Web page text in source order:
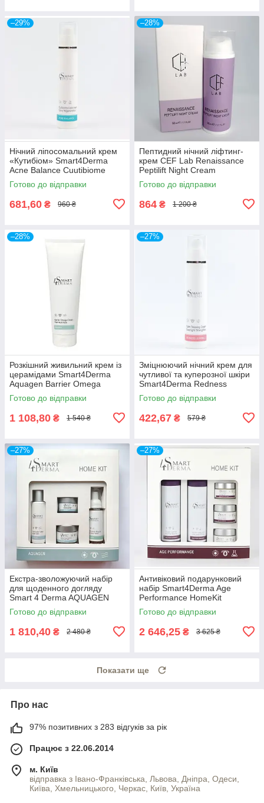
–29%
Нічний ліпосомальний крем
«Кутибіом» Smart4Derma
Acne Balance Cuutibiome
lipocream extra regeneration
Готово до відправки
681,60 ₴ 960 ₴
–28%
Пептидний нічний ліфтинг-
крем CEF Lab Renaissance
Peptilift Night Cream
Готово до відправки
864 ₴ 1 200 ₴
–28%
Розкішний живильний крем із
церамідами Smart4Derma
Aquagen Barrier Omega
Cream Rich Multieels 230мл
Готово до відправки
1 108,80 ₴ 1 540 ₴
–27%
Зміцнюючий нічний крем для
чутливої та куперозної шкіри
Smart4Derma Redness
Correct CALM RELAXING
CREAM OVERNIGHT
Готово до відправки
422,67 ₴ 579 ₴
–27%
Екстра-зволожуючий набір
для щоденного догляду
Smart 4 Derma AQUAGEN
HOME KIT
Готово до відправки
1 810,40 ₴ 2 480 ₴
–27%
Антивіковий подарунковий
набір Smart4Derma Age
Performance HomeKit
Готово до відправки
2 646,25 ₴ 3 625 ₴
Показати ще
Про нас
97% позитивних з 283 відгуків за рік
Працює з 22.06.2014
м. Київ
відправка з Івано-Франківська, Львова, Дніпра, Одеси,
Київа, Хмельницького, Черкас, Київ, Україна